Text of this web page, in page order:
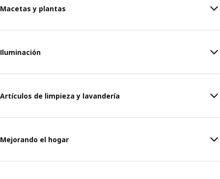
Macetas y plantas
Iluminación
Artículos de limpieza y lavandería
Mejorando el hogar